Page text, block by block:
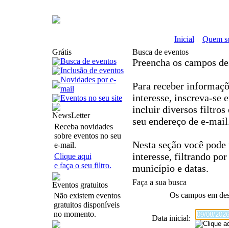
Inicial
Quem
Grátis
Busca de eventos
Inclusão de eventos
Novidades por e-
mail
Eventos no seu site
NewsLetter
Receba novidades
sobre eventos no seu
e-mail.
Clique aqui
e faça o seu filtro.
Eventos gratuitos
Não existem eventos
gratuitos disponíveis
no momento.
Busca de eventos
Preencha os campos
Para receber
interesse, inscreva-se
incluir diversos filtros
seu endereço de e-
Nesta seção você
interesse, filtrando
município e datas.
Faça a sua busca
Os campos em
Data inicial: